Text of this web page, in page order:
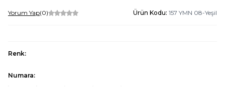
Yorum Yap(0) Ürün Kodu: 157 YMN 08-Yeşil
Renk:
Numara: